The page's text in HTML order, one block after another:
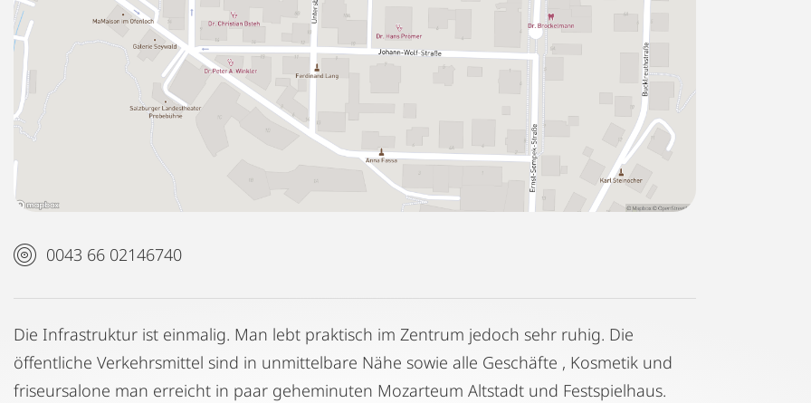
0043 66 02146740
Die Infrastruktur ist einmalig. Man lebt praktisch im Zentrum jedoch sehr ruhig. Die
öffentliche Verkehrsmittel sind in unmittelbare Nähe sowie alle Geschäfte , Kosmetik und
friseursalone man erreicht in paar geheminuten Mozarteum Altstadt und Festspielhaus.